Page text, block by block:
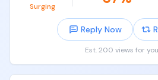
这怎么救？
他受不了了，非得回办公室。
Surging
Reply Now
Est. 200 views for